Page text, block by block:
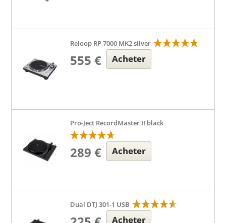
Reloop RP 7000 MK2 silver
555 € Acheter
Pro-Ject RecordMaster II black
289 € Acheter
Dual DTJ 301-1 USB
Acheter